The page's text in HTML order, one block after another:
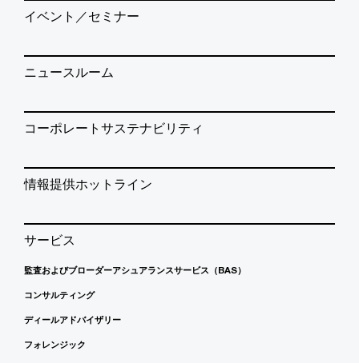
イベント／セミナー
ニュースルーム
コーポレートサステナビリティ
情報提供ホットライン
サービス
監査およびブローダーアシュアランスサービス（BAS）
コンサルティング
ディールアドバイザリー
フォレンジック